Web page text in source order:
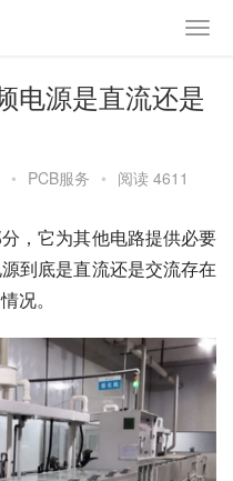
电源是直流还是
• PCB服务 • 阅读 4611
，它为其他电路提供必要
到底是直流还是交流存在
况。